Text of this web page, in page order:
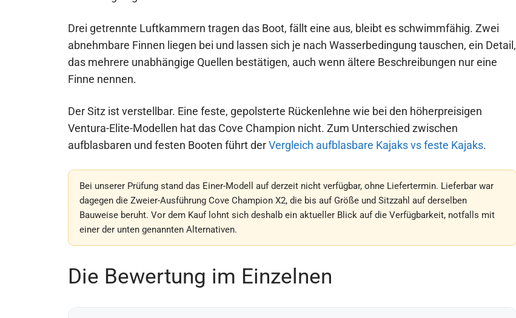
Drei getrennte Luftkammern tragen das Boot, fällt eine aus, bleibt es schwimmfähig. Zwei
abnehmbare Finnen liegen bei und lassen sich je nach Wasserbedingung tauschen, ein Detail,
das mehrere unabhängige Quellen bestätigen, auch wenn ältere Beschreibungen nur eine
Finne nennen.
Der Sitz ist verstellbar. Eine feste, gepolsterte Rückenlehne wie bei den höherpreisigen
Ventura-Elite-Modellen hat das Cove Champion nicht. Zum Unterschied zwischen
aufblasbaren und festen Booten führt derVergleich aufblasbare Kajaks vs feste Kajaks.
Bei unserer Prüfung stand das Einer-Modell auf derzeit nicht verfügbar, ohne Liefertermin. Lieferbar war
dagegen die Zweier-Ausführung Cove Champion X2, die bis auf Größe und Sitzzahl auf derselben
Bauweise beruht. Vor dem Kauf lohnt sich deshalb ein aktueller Blick auf die Verfügbarkeit, notfalls mit
einer der unten genannten Alternativen.
Die Bewertung im Einzelnen